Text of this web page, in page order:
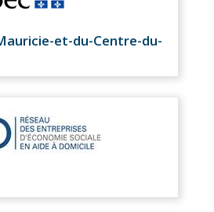
et-du-Centre-du-